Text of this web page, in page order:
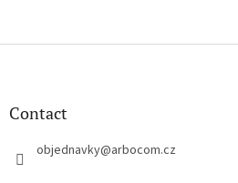
F
Contact
objednavky@arbocom.cz